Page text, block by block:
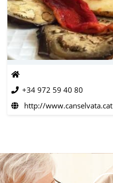
+34 972 59 40 80
http://www.canselvata.cat